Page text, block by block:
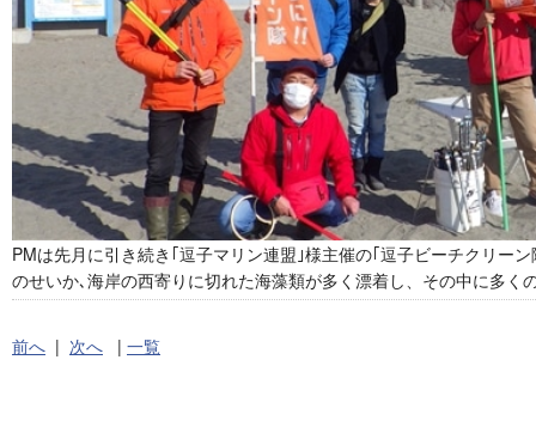
PMは先月に引き続き｢逗子マリン連盟｣様主催の｢逗子ビーチクリー
のせいか､海岸の西寄りに切れた海藻類が多く漂着し、その中に多く
前へ | 次へ | 一覧